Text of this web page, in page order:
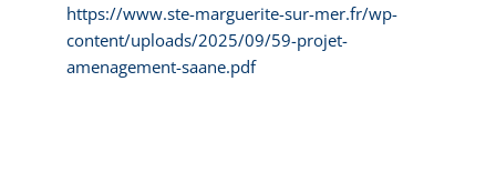
https://www.ste-marguerite-sur-mer.fr/wp-
content/uploads/2025/09/59-projet-
amenagement-saane.pdf